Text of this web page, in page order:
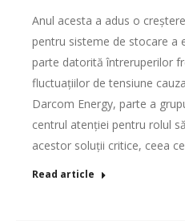
Anul acesta a adus o
pentru sisteme de stocare a
parte datorită întreruperilor
fluctuațiilor de tensiune
Darcom Energy, parte a
centrul atenției pentru rolul
acestor soluții critice, ceea
Read article